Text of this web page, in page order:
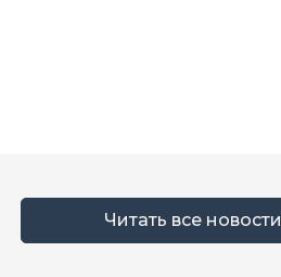
Читать все новости